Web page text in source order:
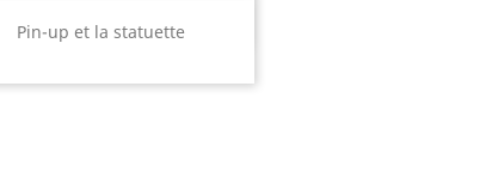
Pin-up et la statuette
Aperçu rapide